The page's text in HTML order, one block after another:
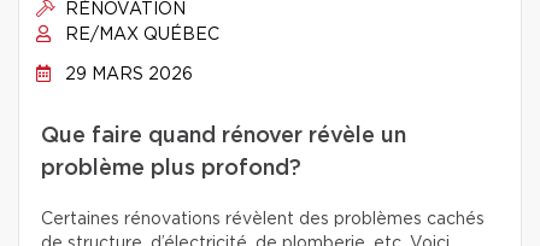
RÉNOVATION
RE/MAX QUÉBEC
29 MARS 2026
Que faire quand rénover révèle un
problème plus profond?
Certaines rénovations révèlent des problèmes cachés